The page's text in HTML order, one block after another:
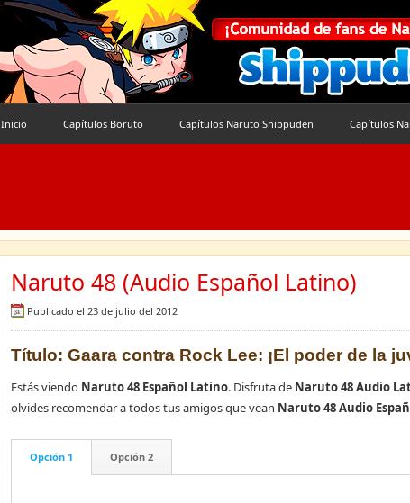
Inicio Capítulos Boruto Capítulos Naruto Shippuden Capítulos
Naruto 48 (Audio Español Latino)
Publicado el 23 de julio del 2012
Título: Gaara contra Rock Lee: ¡El poder de la
Estás viendo Naruto 48 Español Latino. Disfruta de Naruto 48 Audio
olvides recomendar a todos tus amigos que vean Naruto 48 Audio
Opción 1 Opción 2